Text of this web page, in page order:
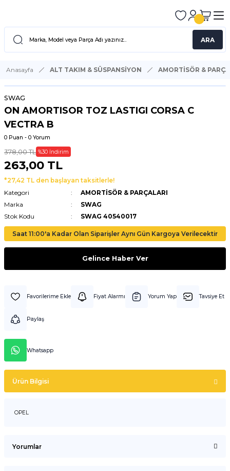
ARA
Anasayfa ALT TAKIM & SÜSPANSİYON AMORTİSÖR &
SWAG
ON AMORTISOR TOZ LASTIGI CORSA C
VECTRA B
0 Puan - 0 Yorum
378,00 TL %30 İndirim
263,00 TL
*27,42 TL den başlayan taksitlerle!
Kategori
AMORTİSÖR & PARÇALARI
Marka
SWAG
Stok Kodu
SWAG 40540017
Saat 11:00'a Kadar Olan Siparişler Aynı Gün Kargoya Verilecektir
Gelince Haber Ver
Fiyat Alarmı Yorum Yap Tavsiye Et
Paylaş
Whatsapp
Ürün Bilgisi
OPEL
Yorumlar